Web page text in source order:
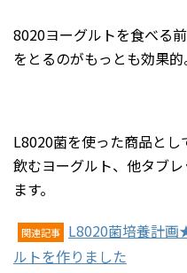
8020ヨーグルトを食べる
をとるのがもっとも効果的
L8020菌を使った商品と
飲むヨーグルト、他タブ
ます。
関連記事
L8020菌培養計
ルトを作りました